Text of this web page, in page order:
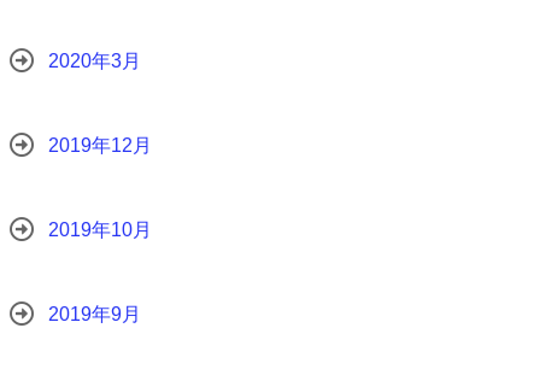
2020年3月
2019年12月
2019年10月
2019年9月